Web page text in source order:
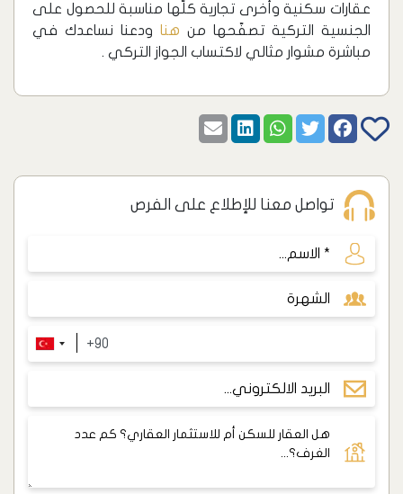
عقارات سكنية وأخرى تجارية كلّها مناسبة للحصول على
الجنسية التركية تصفّحها من هنا
ودعنا نساعدك في
مباشرة مشوار مثالي لاكتساب الجواز التركي .
تواصل معنا للإطلاع على الفرص